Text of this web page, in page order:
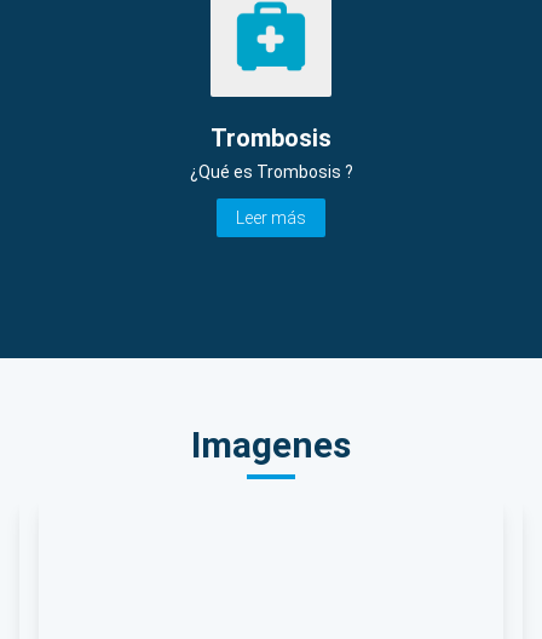
Trombosis
¿Qué es Trombosis ?
Leer más
Imagenes